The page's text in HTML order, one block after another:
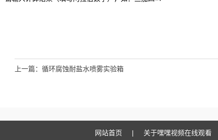
上一篇： 循环腐蚀耐盐水喷雾实验箱
网站首页 | 关于嘿嘿视频在线观看